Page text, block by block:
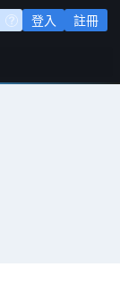
登入 註冊